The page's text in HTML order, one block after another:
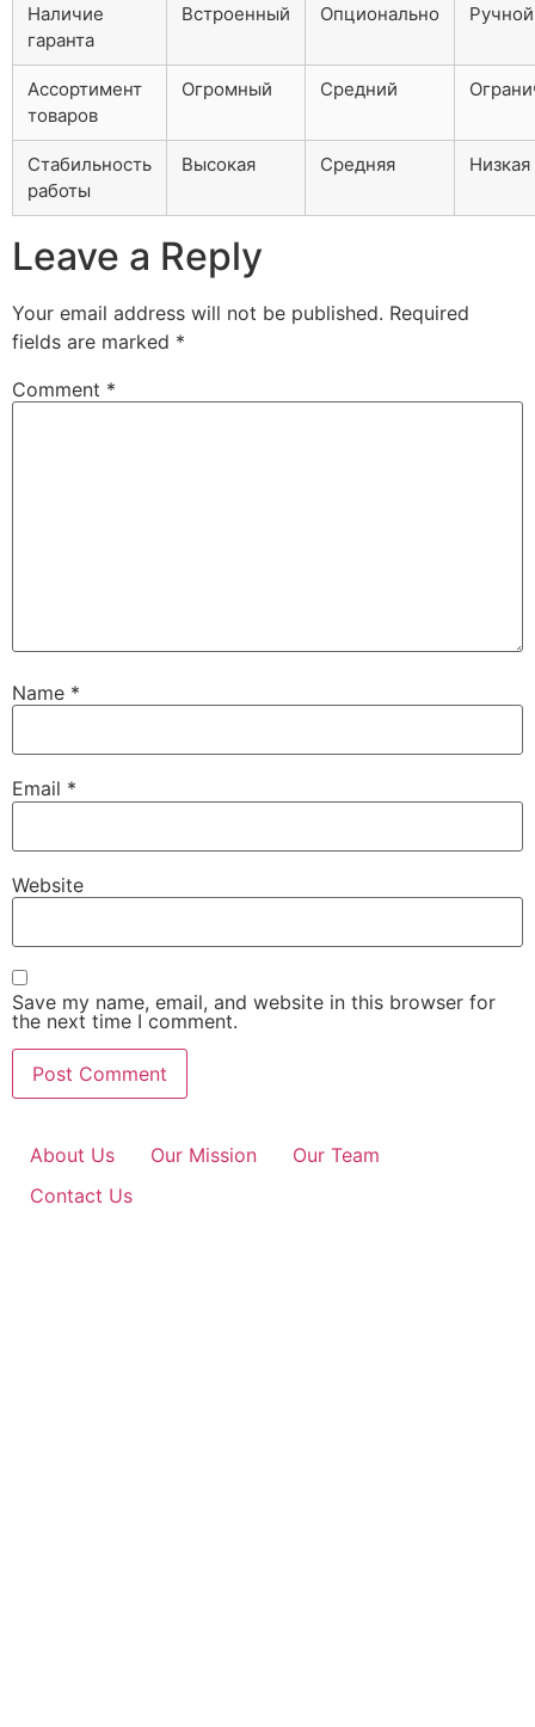
Наличие
гаранта
Встроенный Опционально Ручной
Ассортимент
товаров
Огромный Средний
Стабильность
работы
Высокая Средняя Низкая
Leave a Reply
Your email address will not be published. Required
fields are marked *
Comment *
Name *
Email *
Website
Save my name, email, and website in this browser for
the next time I comment.
About Us Our Mission
Our Team
Contact Us